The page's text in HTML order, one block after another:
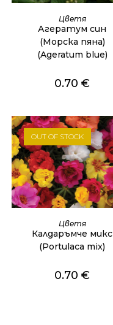
ОЩЕ
Цветя
Агератум син
(Морска пяна)
(Ageratum blue)
0.70€
OUT OF STOCK
ОЩЕ
Цветя
Калдаръмче микс
(Portulaca mix)
0.70€